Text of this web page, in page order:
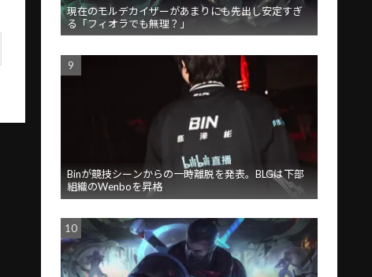
現在のモルデカイザーがあまりにも先出し安定すぎ
る「フィオラでも無理？」
Binが競技シーンからの一時離脱を発表。BLGは下部
組織のWenboを昇格